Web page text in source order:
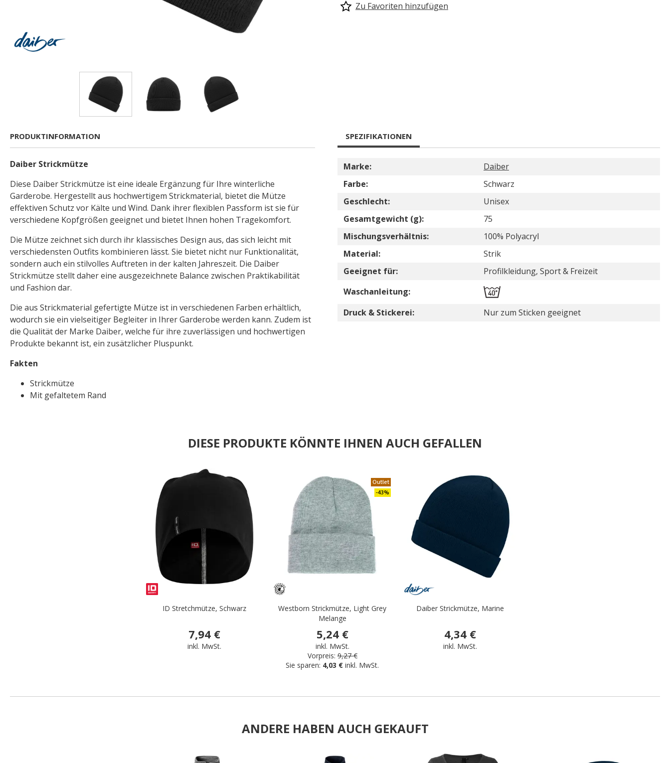
Zu Favoriten hinzufügen
PRODUKTINFORMATION
Daiber Strickmütze
Diese Daiber Strickmütze ist eine ideale Ergänzung für Ihre winterliche
Garderobe. Hergestellt aus hochwertigem Strickmaterial, bietet die Mütze
effektiven Schutz vor Kälte und Wind. Dank ihrer flexiblen Passform ist sie für
verschiedene Kopfgrößen geeignet und bietet Ihnen hohen Tragekomfort.
Die Mütze zeichnet sich durch ihr klassisches Design aus, das sich leicht mit
verschiedensten Outfits kombinieren lässt. Sie bietet nicht nur Funktionalität,
sondern auch ein stilvolles Auftreten in der kalten Jahreszeit. Die Daiber
Strickmütze stellt daher eine ausgezeichnete Balance zwischen Praktikabilität
und Fashion dar.
Die aus Strickmaterial gefertigte Mütze ist in verschiedenen Farben erhältlich,
wodurch sie ein vielseitiger Begleiter in Ihrer Garderobe werden kann. Zudem ist
die Qualität der Marke Daiber, welche für ihre zuverlässigen und hochwertigen
Produkte bekannt ist, ein zusätzlicher Pluspunkt.
Fakten
Strickmütze
Mit gefaltetem Rand
SPEZIFIKATIONEN
Marke:
Daiber
Farbe:
Schwarz
Geschlecht:
Unisex
Gesamtgewicht (g):
75
Mischungsverhältnis:
100% Polyacryl
Material:
Strik
Geeignet für:
Profilkleidung, Sport & Freizeit
Waschanleitung:
Druck & Stickerei:
Nur zum Sticken geeignet
DIESE PRODUKTE KÖNNTE IHNEN AUCH GEFALLEN
ID Stretchmütze, Schwarz
7,94 €
inkl. MwSt.
Outlet
-43%
Westborn Strickmütze, Light Grey
Melange
5,24 €
inkl. MwSt.
Vorpreis: 9,27 €
Sie sparen: 4,03 € inkl. MwSt.
Daiber Strickmütze, Marine
4,34 €
inkl. MwSt.
ANDERE HABEN AUCH GEKAUFT